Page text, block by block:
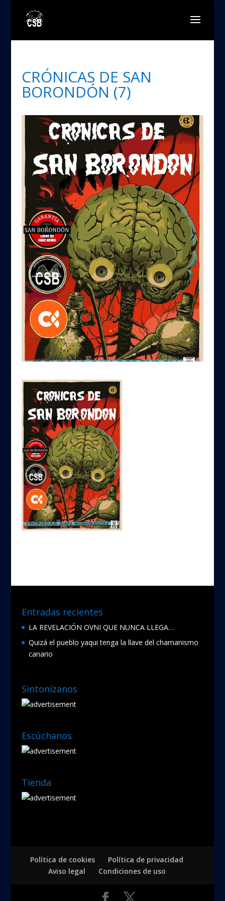
CRÓNICAS DE SAN
BORONDÓN (7)
Entradas recientes
LA REVELACIÓN OVNI QUE NUNCA LLEGA…
Quizá el pueblo yaqui tenga la llave del chamanismo
canario
Sintonízanos
Escúchanos
Tienda
Política de cookies
Política de privacidad
Aviso legal
Condiciones de uso